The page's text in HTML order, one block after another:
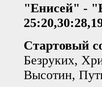
"Енисей" -
Стартовый
Безруких,
Высотин,